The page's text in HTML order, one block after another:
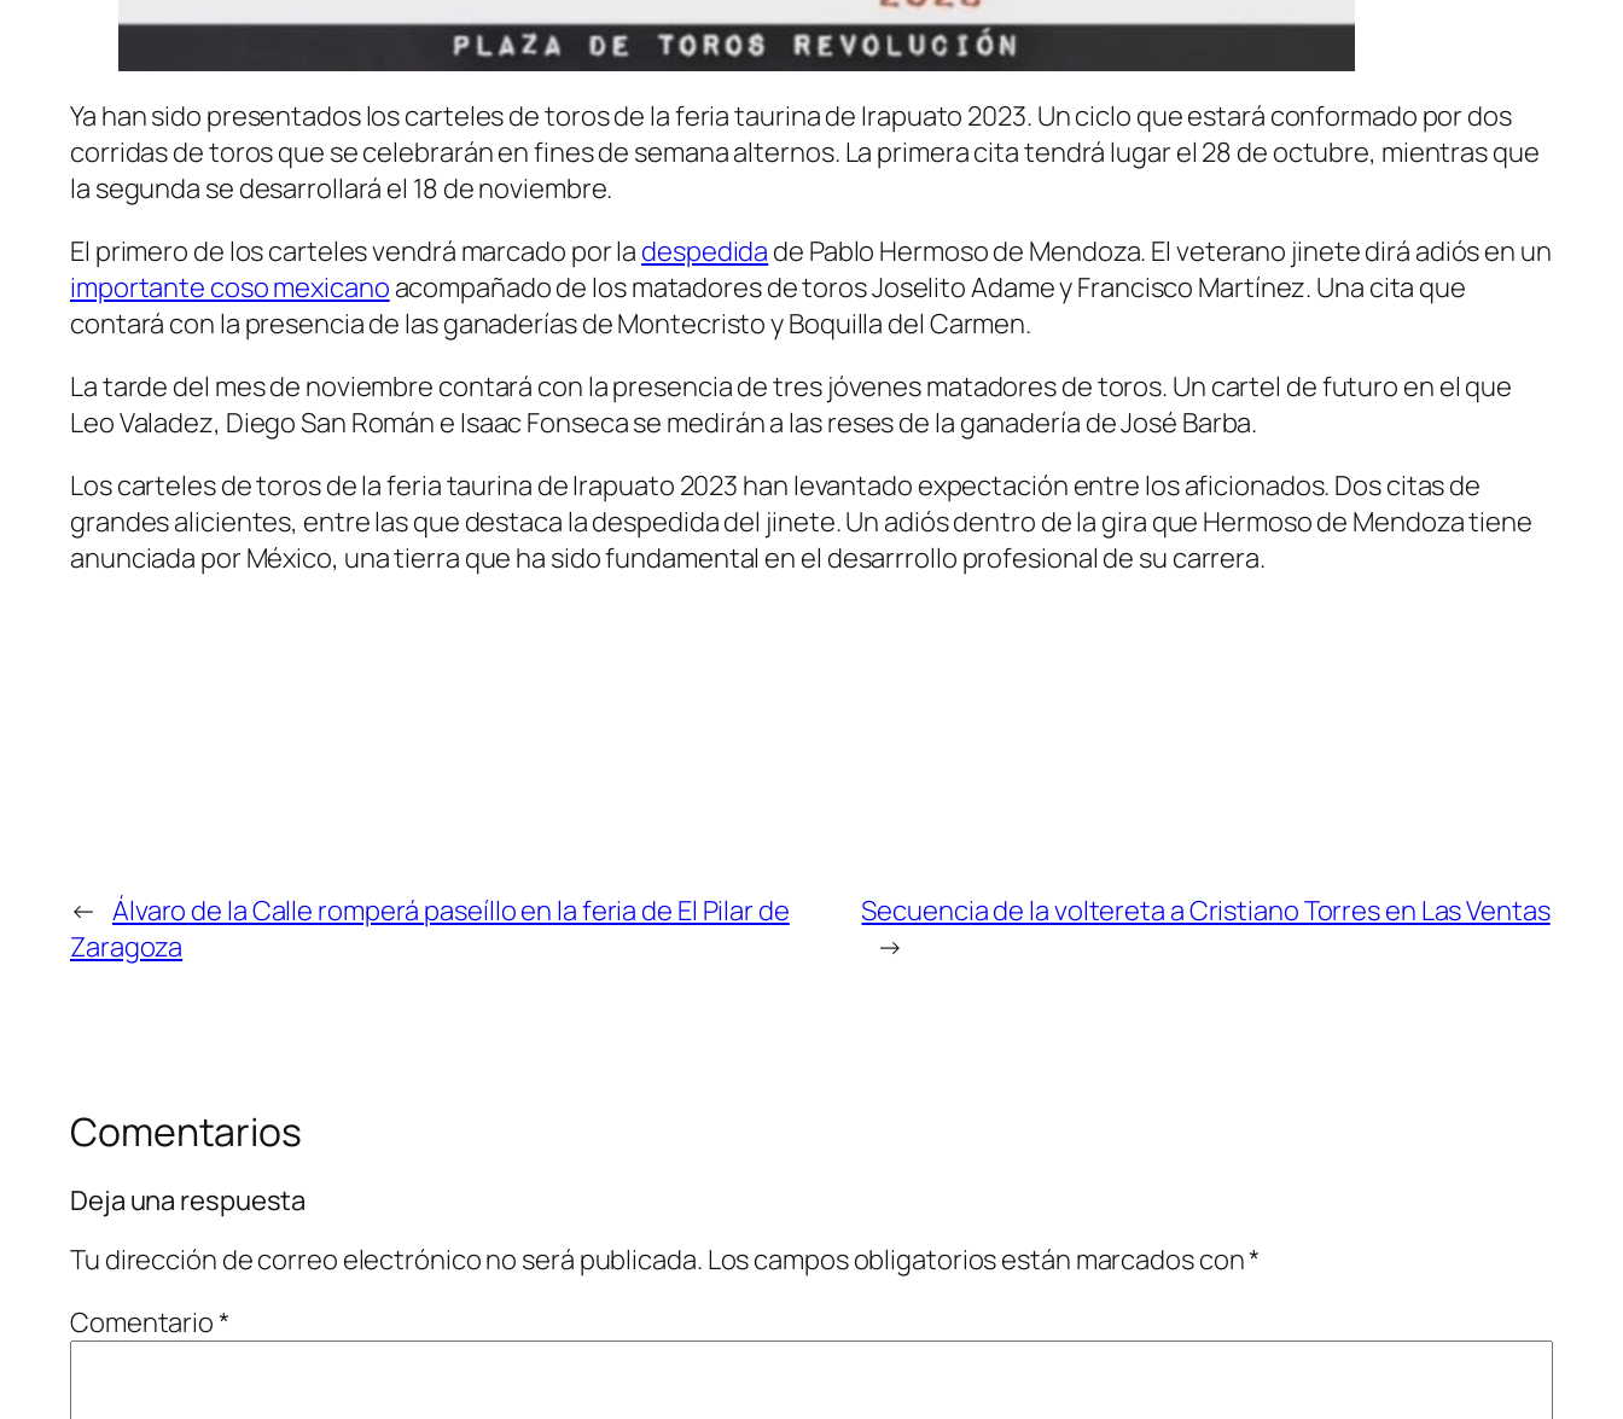
Ya han sido presentados los carteles de toros de la feria taurina de Irapuato 2023. Un ciclo que estará conformado por dos
corridas de toros que se celebrarán en fines de semana alternos. La primera cita tendrá lugar el 28 de octubre, mientras que
la segunda se desarrollará el 18 de noviembre.
El primero de los carteles vendrá marcado por la despedida de Pablo Hermoso de Mendoza. El veterano jinete dirá adiós en un
importante coso mexicano acompañado de los matadores de toros Joselito Adame y Francisco Martínez. Una cita que
contará con la presencia de las ganaderías de Montecristo y Boquilla del Carmen.
La tarde del mes de noviembre contará con la presencia de tres jóvenes matadores de toros. Un cartel de futuro en el que
Leo Valadez, Diego San Román e Isaac Fonseca se medirán a las reses de la ganadería de José Barba.
Los carteles de toros de la feria taurina de Irapuato 2023 han levantado expectación entre los aficionados. Dos citas de
grandes alicientes, entre las que destaca la despedida del jinete. Un adiós dentro de la gira que Hermoso de Mendoza tiene
anunciada por México, una tierra que ha sido fundamental en el desarrrollo profesional de su carrera.
← Álvaro de la Calle romperá paseíllo en la feria de El Pilar de
Zaragoza
Secuencia de la voltereta a Cristiano Torres en Las Ventas
→
Comentarios
Deja una respuesta
Tu dirección de correo electrónico no será publicada. Los campos obligatorios están marcados con*
Comentario*